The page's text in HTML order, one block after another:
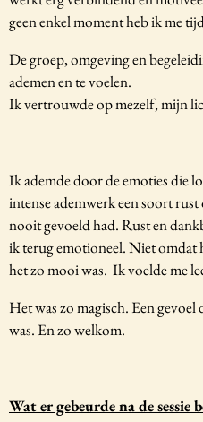
geen enkel moment heb ik me
De groep, omgeving en
ademen en te voelen.
Ik vertrouwde op mezelf, mijn
Ik ademde door de emoties die
intense ademwerk een soort
nooit gevoeld had. Rust en
ik terug emotioneel. Niet omdat
het zo mooi was. Ik voelde me
Het was zo magisch. Een
was. En zo welkom.
Wat er gebeurde na de sessie